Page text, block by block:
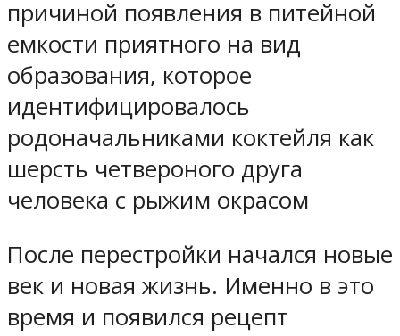
причиной появления в питейной
емкости приятного на вид
образования, которое
идентифицировалось
родоначальниками коктейля как
шерсть четвероного друга
человека с рыжим окрасом
После перестройки начался новые
век и новая жизнь. Именно в это
время и появился рецепт